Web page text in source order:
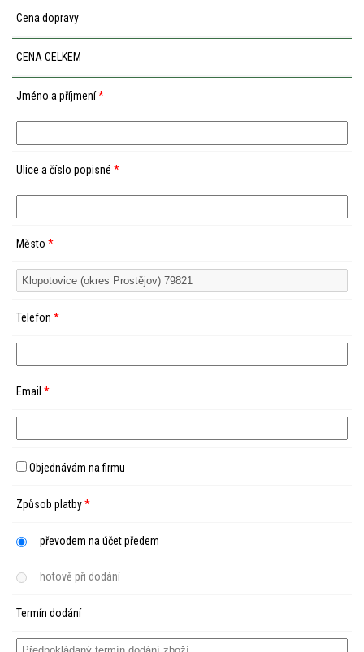
Cena dopravy
CENA CELKEM
Jméno a příjmení*
Ulice a číslo popisné *
Město *
Telefon *
Email *
Objednávám na firmu
Způsob platby*
převodem na účet předem
hotově při dodání
Termín dodání